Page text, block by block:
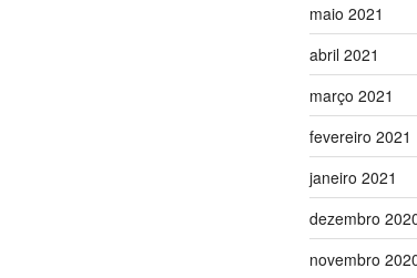
maio 2021
abril 2021
março 2021
fevereiro 2021
janeiro 2021
dezembro
novembro